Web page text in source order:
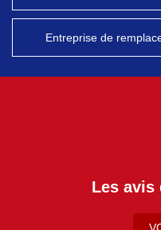
Entreprise de
Les avis